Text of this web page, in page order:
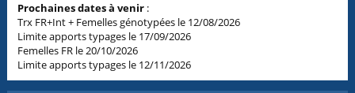
Prochaines dates à venir :
Trx FR+Int + Femelles génotypées le 12/08/2026
Limite apports typages le 17/09/2026
Femelles FR le 20/10/2026
Limite apports typages le 12/11/2026